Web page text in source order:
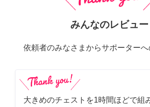
みんなのレビュー
依頼者のみなさまからサポーター
大きめのチェストを1時間ほどで組